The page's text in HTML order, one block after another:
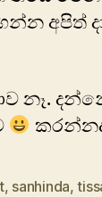
අපිත්
නෑ.
, sanhinda,